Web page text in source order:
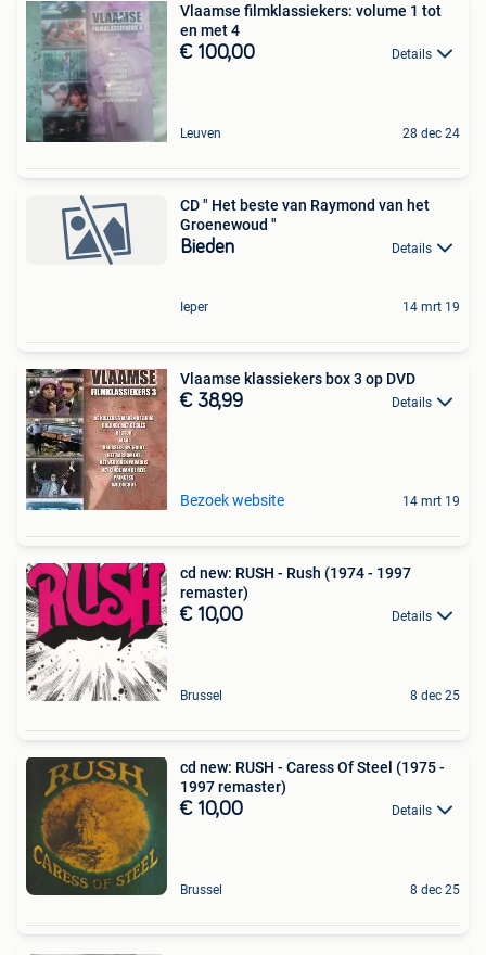
Vlaamse filmklassiekers: volume 1 tot
en met 4
€ 100,00 Details
Leuven 28 dec 24
CD " Het beste van Raymond van het
Groenewoud "
Bieden Details
Ieper 14 mrt 19
Vlaamse klassiekers box 3 op DVD
€ 38,99 Details
Bezoek website 14 mrt 19
cd new: RUSH - Rush (1974 - 1997
remaster)
€ 10,00 Details
Brussel 8 dec 25
cd new: RUSH - Caress Of Steel (1975 -
1997 remaster)
€ 10,00 Details
Brussel 8 dec 25